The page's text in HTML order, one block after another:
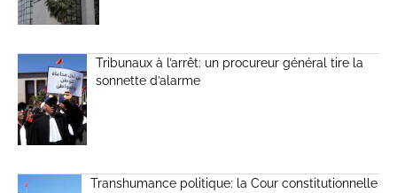
Tribunaux à l’arrêt: un procureur général tire la
sonnette d’alarme
Transhumance politique: la Cour constitutionnelle